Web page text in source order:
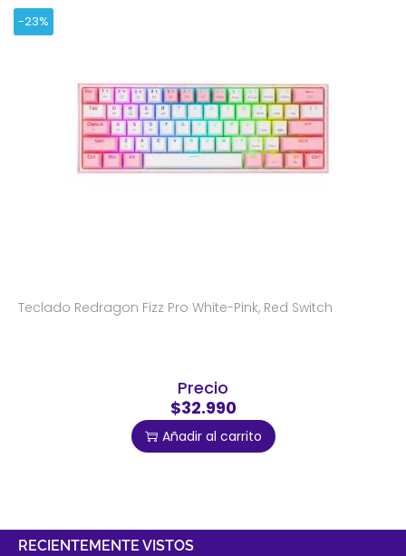
-23%
Teclado Redragon Fizz Pro White-Pink, Red Switch
Precio
$32.990
Añadir al carrito
RECIENTEMENTE VISTOS